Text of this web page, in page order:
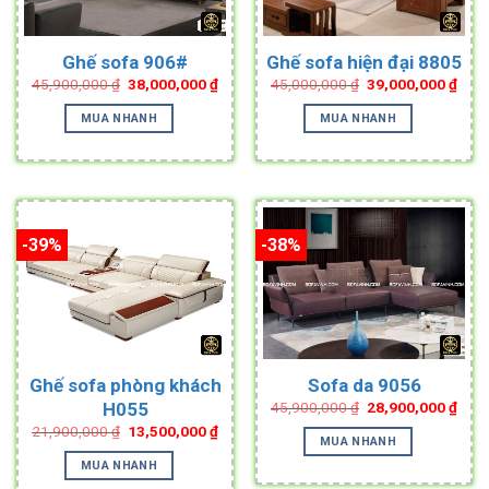
Ghế sofa 906#
45,900,000₫ Original
price
was:
45,900,000 ₫.
38,000,000₫Current
price
is:
38,000,000 ₫.
MUA NHANH
Ghế sofa hiện đại 8805
45,000,000₫ Original
price
was:
45,000,000 ₫.
39,000,000₫
price
is:
MUA NHANH
-39%
Ghế sofa phòng khách
H055
21,900,000₫ Original
price
was:
21,900,000 ₫.
13,500,000₫Current
price
is:
13,500,000 ₫.
MUA NHANH
-38%
Sofa da 9056
45,900,000₫ Original
price
was:
45,900,000 ₫.
28,900,000₫
price
is:
MUA NHANH